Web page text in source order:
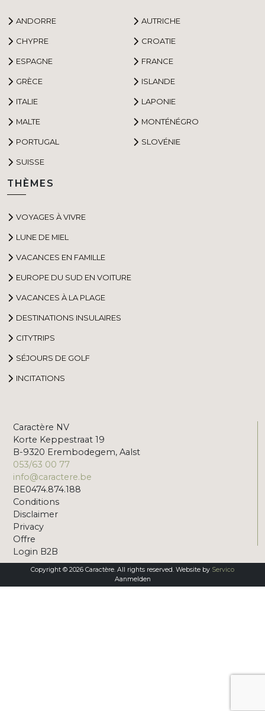
ANDORRE AUTRICHE
CHYPRE CROATIE
ESPAGNE FRANCE
GRÈCE ISLANDE
ITALIE LAPONIE
MALTE MONTÉNÉGRO
PORTUGAL SLOVÉNIE
SUISSE
THÈMES
VOYAGES À VIVRE
LUNE DE MIEL
VACANCES EN FAMILLE
EUROPE DU SUD EN VOITURE
VACANCES À LA PLAGE
DESTINATIONS INSULAIRES
CITYTRIPS
SÉJOURS DE GOLF
INCITATIONS
Caractère NV
Korte Keppestraat 19
B-9320 Erembodegem, Aalst
053/63 00 77
info@caractere.be
BE0474.874.188
Conditions
Disclaimer
Privacy
Offre
Login B2B
Copyright © 2026 Caractère. All rights reserved. Website by Servico
Aanmelden